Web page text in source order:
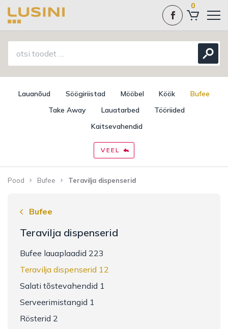
0
Lauanõud Söögiriistad Mööbel Köök
Bufee
Take Away
Lauatarbed
Tööriided
Kaitsevahendid
VEEL
Pood Bufee Teravilja dispenserid
Bufee
Teravilja dispenserid
Bufee lauaplaadid 223
Teravilja dispenserid 12
Salati tõstevahendid 1
Serveerimistangid 1
Rösterid 2